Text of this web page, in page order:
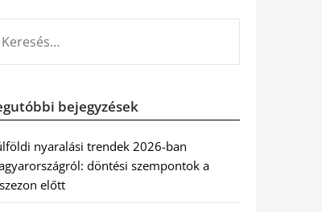
bejegyzések
nyaralási trendek 2026-ban
döntési szempontok a
előtt